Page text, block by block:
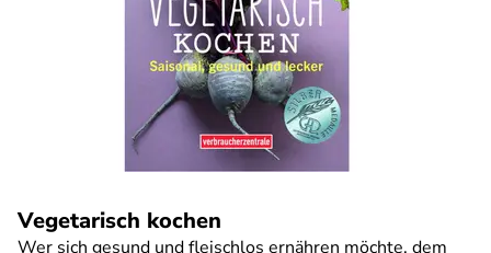
Vegetarisch kochen
Wer sich gesund und fleischlos ernähren möchte, dem